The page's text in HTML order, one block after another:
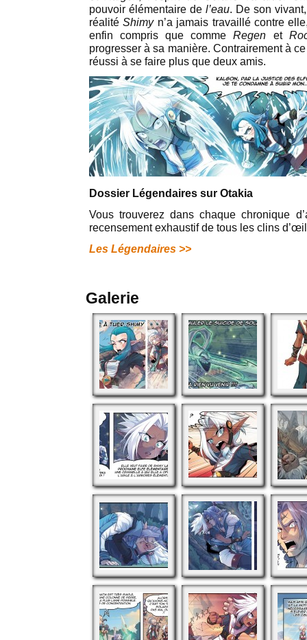
pouvoir élémentaire de l’eau. De son
réalitéShimyn’a jamais travaillé contre
enfin compris que commeRegen et
progresser à sa manière. Contrairement à
réussi à se faire plus que deux amis.
Dossier Légendaires sur Otakia
Vous trouverez dans chaque chronique
recensement exhaustif de tous les clins
Les Légendaires >>
Galerie